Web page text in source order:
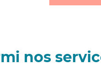
nos